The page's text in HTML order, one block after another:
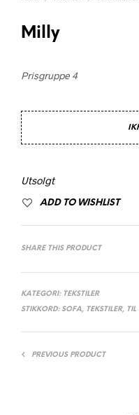
Milly
Prisgruppe 4
Utsolgt
ADD TO WISHLIST
SHARE THIS PRODUCT
KATEGORI: TEKSTILER
STIKKORD: SOFA, TEKSTILER, TIL
PREVIOUS PRODUCT